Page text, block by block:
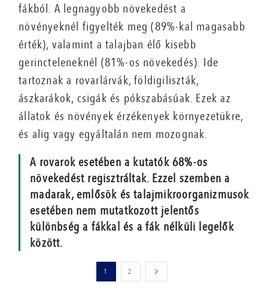
fákból. A legnagyobb növekedést a
növényeknél figyelték meg (89%-kal magasabb
érték), valamint a talajban élő kisebb
gerincteleneknél (81%-os növekedés). Ide
tartoznak a rovarlárvák, földigiliszták,
ászkarákok, csigák és pókszabásúak. Ezek az
állatok és növények érzékenyek környezetükre,
és alig vagy egyáltalán nem mozognak.
A rovarok esetében a kutatók 68%-os
növekedést regisztráltak. Ezzel szemben a
madarak, emlősök és talajmikroorganizmusok
esetében nem mutatkozott jelentős
különbség a fákkal és a fák nélküli legelők
között.
1 2